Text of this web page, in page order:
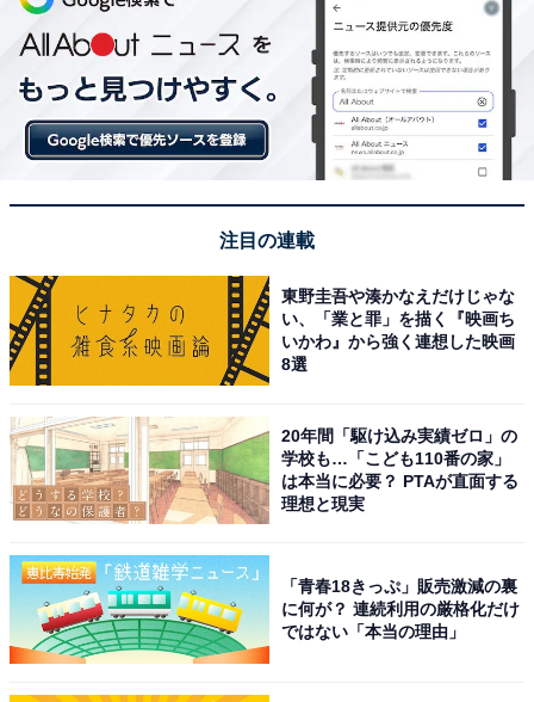
国宝5城（姫路城、犬山城、彦根城、松本城、松江城）を擁する自治体も出
展（画像提供：お城EXPO実行委員会）
また、「厳選プログラム」として、お城のスペシャリス
トたちが登壇する、同イベントでしか聞けない貴重な講
演会・フォーラム・トークショーなどが毎日開催され
る。12月24日（土）のトークショーでは、城好きとして
知られ、お城にまつわるエッセイも執筆している春風亭
昇太さんが登場。城郭考古学を専門とする考古学者の千
田嘉博さん、城郭ライターの萩原さちこさんとともに、
お城について熱く語る。（厳選プログラム参加にはプレ
ミアム入城券 3000円 前売2800円が必要）
注目の連載
東野圭吾や湊かなえだけじゃな
い、「業と罪」を描く『映画ち
いかわ』から強く連想した映画
8選
20年間「駆け込み実績ゼロ」の
学校も…「こども110番の家」
は本当に必要？ PTAが直面する
理想と現実
「青春18きっぷ」販売激減の裏
に何が？ 連続利用の厳格化だけ
ではない「本当の理由」